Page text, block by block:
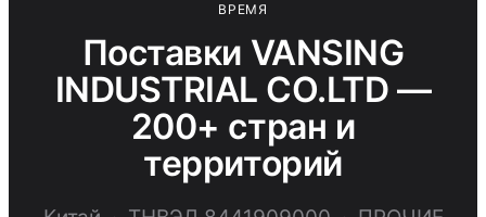
ВРЕМЯ
Поставки VANSING
INDUSTRIAL CO.LTD —
200+ стран и
территорий